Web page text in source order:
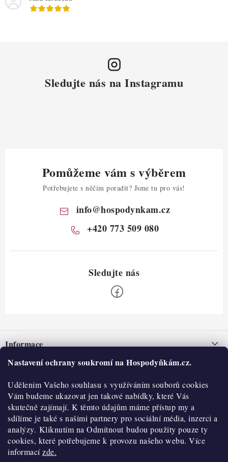
Nastavení ochrany soukromí na Hospodyňkám.cz.
Udělením Vašeho souhlasu s využíváním souborů cookies
Vám budeme ukazovat jen takové nabídky, které Vás
skutečně zajímají. K těmto údajům máme přístup my a
sdílíme je také s našimi partnery pro sociální média, inzerci a
analýzy. Kliknutím na Odmítnout budou použity pouze ty
cookies, které potřebujeme k provozu našeho webu. Více
informacízde.
Sledujte nás na Instagramu
Pomůžeme vám s výběrem
Potřebujete s něčím poradit? Jsme tu pro vás!
info@hospodynkam.cz
+420 773 509 080
pInformace
Nepřevzetí zásilky na dobírku
Obchodní podmínky
Hodnocení obchodu
Blog
Moje objednávka
O nás
Historie
Kontakty
O nákupu
Reklamace a vratky
Výdejní místa